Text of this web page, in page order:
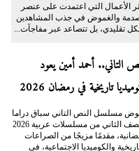
الأعمال التي اعتمدت على عنصر
والغموض في جذب المشاهدين
تقليدي، بل تتصاعد عبر مفاجآت...
التاني.. أحمد أمين يعود
تاريخية في رمضان 2026
مسلسل النص التاني سباق دراما
النصف الثاني من مسلسلات عربية 2026
مقدمًا مزيجًا من الصراعات
والكوميديا الاجتماعية، في